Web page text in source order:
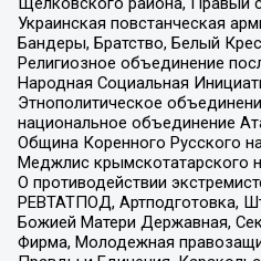
Украинская повстанческая
Бандеры, Братство, Белый
Религиозное объединение
Народная Социальная
Этнополитическое
национальное объединение
Община Коренного Русского
Меджлис крымскотатарского
О противодействии
РЕВТАТПОД, Артподготовка,
Божией Матери Державная,
Фирма, Молодежная